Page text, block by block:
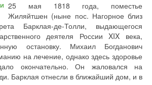
25 мая 1818 года, поместье
Жиляйтшен (ныне пос. Нагорное близ
Барклая-де-Толли, выдающегося
деятеля России XIX века,
остановку. Михаил Богданович
на лечение, однако здесь здоровье
окончательно. Он жаловался на
Барклая отнесли в ближайший дом, и в